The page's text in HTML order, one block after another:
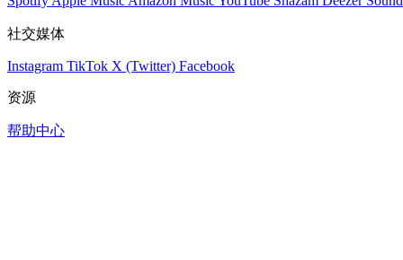
社交媒体
Instagram TikTok X (Twitter) Facebook
资源
帮助中心